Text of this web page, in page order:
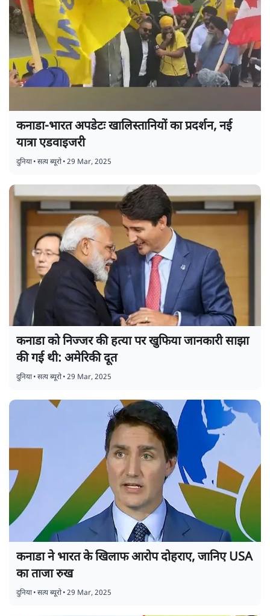
कनाडा-भारत अपडेटः खालिस्तानियों का प्रदर्शन, नई
यात्रा एडवाइजरी
दुनिया•सत्य ब्यूरो•29 Mar, 2025
कनाडा को निज्जर की हत्या पर खुफिया जानकारी साझा
की गई थी: अमेरिकी दूत
दुनिया•सत्य ब्यूरो•29 Mar, 2025
कनाडा ने भारत के खिलाफ आरोप दोहराए, जानिए USA
का ताजा रुख
दुनिया•सत्य ब्यूरो•29 Mar, 2025